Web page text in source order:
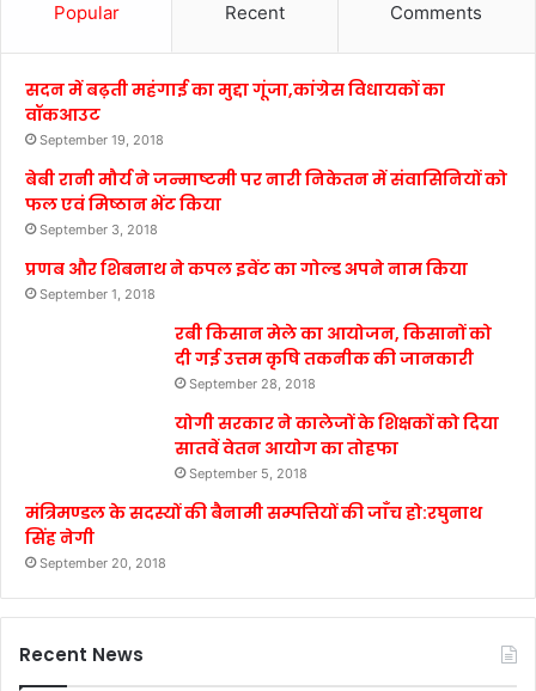
Popular Recent Comments
सदन में बढ़ती महंगाई का मुद्दा गूंजा,कांग्रेस विधायकों का
वॉकआउट
September 19, 2018
बेबी रानी मौर्य ने जन्माष्टमी पर नारी निकेतन में संवासिनियों को
फल एवं मिष्ठान भेंट किया
September 3, 2018
प्रणब और शिबनाथ ने कपल इवेंट का गोल्ड अपने नाम किया
September 1, 2018
रबी किसान मेले का आयोजन, किसानों को
दी गई उत्तम कृषि तकनीक की जानकारी
September 28, 2018
योगी सरकार ने कालेजों के शिक्षकों को दिया
सातवें वेतन आयोग का तोहफा
September 5, 2018
मंत्रिमण्डल के सदस्यों की बैनामी सम्पत्तियों की जाँच हो:रघुनाथ
सिंह नेगी
September 20, 2018
Recent News